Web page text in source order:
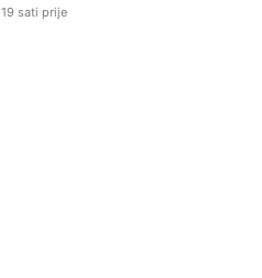
19 sati prije